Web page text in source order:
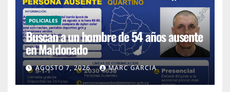
POLICIALES
Buscan a un hombre de 54 años ausente
en Maldonado
AGOSTO 7, 2026 MARC GARCIA